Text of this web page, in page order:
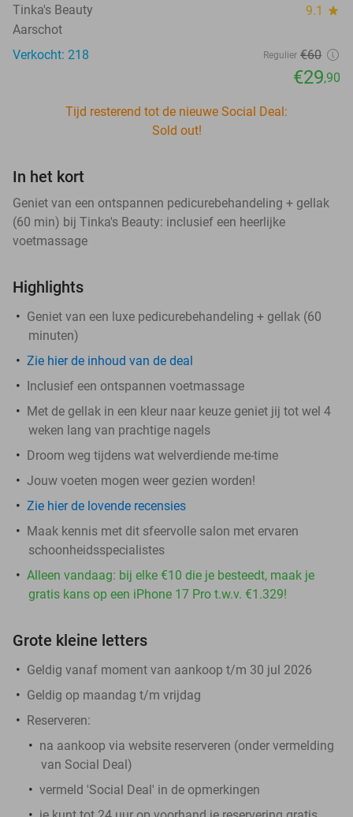
Tinka's Beauty 9.1 star
Aarschot
Verkocht: 218
Regulier €60
€29,90
Tijd resterend tot de nieuwe Social Deal:
Sold out!
In het kort
Geniet van een ontspannen pedicurebehandeling + gellak
(60 min) bij Tinka's Beauty: inclusief een heerlijke
voetmassage
Highlights
Geniet van een luxe pedicurebehandeling + gellak (60
minuten)
Zie hier de inhoud van de deal
Inclusief een ontspannen voetmassage
Met de gellak in een kleur naar keuze geniet jij tot wel 4
weken lang van prachtige nagels
Droom weg tijdens wat welverdiende me-time
Jouw voeten mogen weer gezien worden!
Zie hier de lovende recensies
Maak kennis met dit sfeervolle salon met ervaren
schoonheidsspecialistes
Alleen vandaag: bij elke €10 die je besteedt, maak je
gratis kans op een iPhone 17 Pro t.w.v. €1.329!
Grote kleine letters
Geldig vanaf moment van aankoop t/m 30 jul 2026
Geldig op maandag t/m vrijdag
Reserveren:
na aankoop via website reserveren (onder vermelding
van Social Deal)
vermeld 'Social Deal' in de opmerkingen